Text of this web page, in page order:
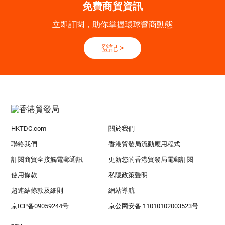
免費商貿資訊
立即訂閱，助你掌握環球營商動態
登記 >
HKTDC.com 關於我們
聯絡我們 香港貿發局流動應用程式
訂閱商貿全接觸電郵通訊 更新您的香港貿發局電郵訂閱
使用條款 私隱政策聲明
超連結條款及細則 網站導航
京ICP备09059244号 京公网安备 11010102003523号